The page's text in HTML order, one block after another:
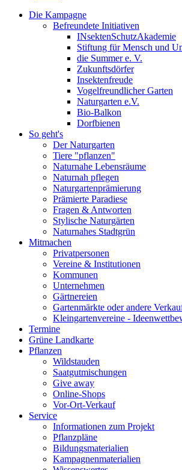
Die Kampagne
Befreundete Initiativen
INsektenSchutzAkademie
Stiftung für Mensch und
die Summer e. V.
Zukunftsdörfer
Insektenfreude
Vogelfreundlicher Garten
Naturgarten e.V.
Bio-Balkon
Dorfbienen
So geht's
Der Naturgarten
Tiere "pflanzen"
Naturnahe Lebensräume
Naturnah pflegen
Naturgartenprämierung
Prämierte Paradiese
Fragen & Antworten
Stylische Naturgärten
Naturnahes Stadtgrün
Mitmachen
Privatpersonen
Vereine & Institutionen
Kommunen
Unternehmen
Gärtnereien
Gartenmärkte oder andere
Kleingartenvereine -
Termine
Grüne Landkarte
Pflanzen
Wildstauden
Saatgutmischungen
Give away
Online-Shops
Vor-Ort-Verkauf
Service
Informationen zum Projekt
Pflanzpläne
Bildungsmaterialien
Kampagnenmaterialien